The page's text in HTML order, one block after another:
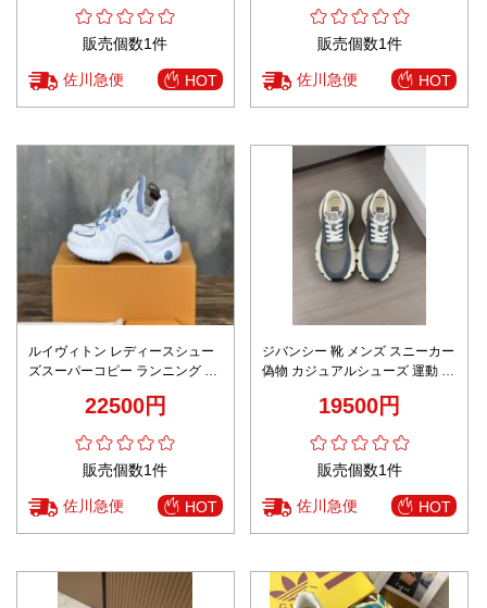
販売個数1件
佐川急便 HOT
販売個数1件
佐川急便 HOT
ルイヴィトン レディースシュー
ズスーパーコピー ランニング 運
22500円
販売個数1件
佐川急便 HOT
ジバンシー 靴 メンズ スニーカー
偽物 カジュアルシューズ 運動 ラ
19500円
販売個数1件
佐川急便 HOT